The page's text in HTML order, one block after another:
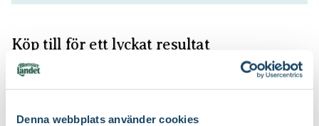
Denna webbplats använder cookies
Köp till för ett lyckat resultat